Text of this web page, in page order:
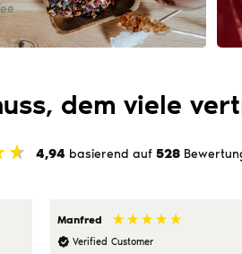
dem viele
4,94 basierend auf 528
Manfred
Verified Customer